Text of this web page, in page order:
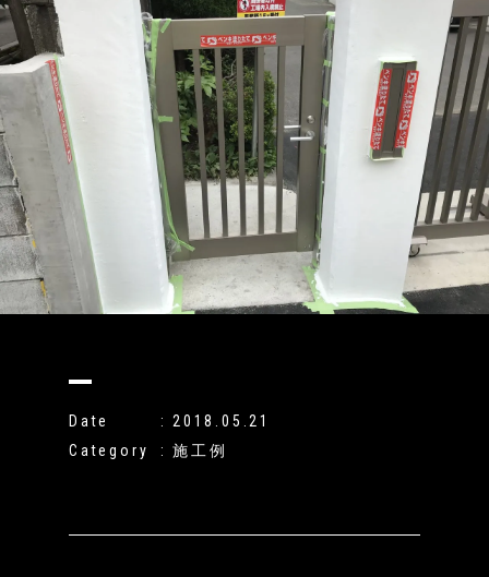
Date
2018.05.21
Category
施工例